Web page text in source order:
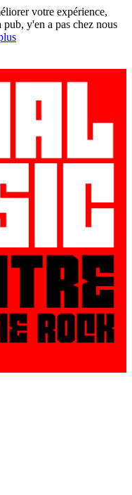
votre expérience,
y'en a pas chez nous